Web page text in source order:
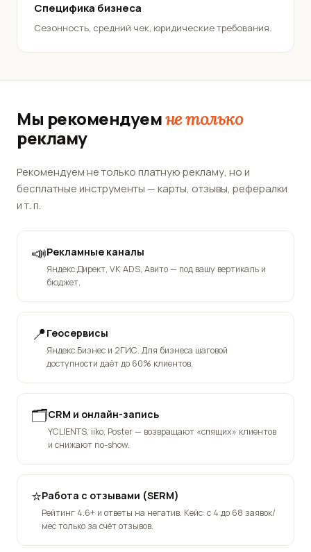
Специфика бизнеса
Сезонность, средний чек, юридические требования.
Мы рекомендуемне только
рекламу
Рекомендуем не только платную рекламу, но и
бесплатные инструменты — карты, отзывы, рефералки
и т. п.
📣Рекламные каналы
Яндекс.Директ, VK ADS, Авито — под вашу вертикаль и
бюджет.
📍Геосервисы
Яндекс.Бизнес и 2ГИС. Для бизнеса шаговой
доступности даёт до 60% клиентов.
🗂️CRM и онлайн-запись
YCLIENTS, iiko, Poster — возвращают «спящих» клиентов
и снижают no-show.
⭐Работа с отзывами (SERM)
Рейтинг 4.6+ и ответы на негатив. Кейс: с 4 до 68 заявок/
мес только за счёт отзывов.